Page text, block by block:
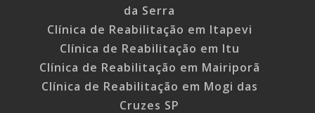
da Serra
Clínica de Reabilitação em Itapevi
Clínica de Reabilitação em Itu
Clínica de Reabilitação em Mairiporã
Clínica de Reabilitação em Mogi das
Cruzes SP